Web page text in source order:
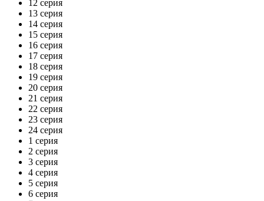
12 серия
13 серия
14 серия
15 серия
16 серия
17 серия
18 серия
19 серия
20 серия
21 серия
22 серия
23 серия
24 серия
1 серия
2 серия
3 серия
4 серия
5 серия
6 серия